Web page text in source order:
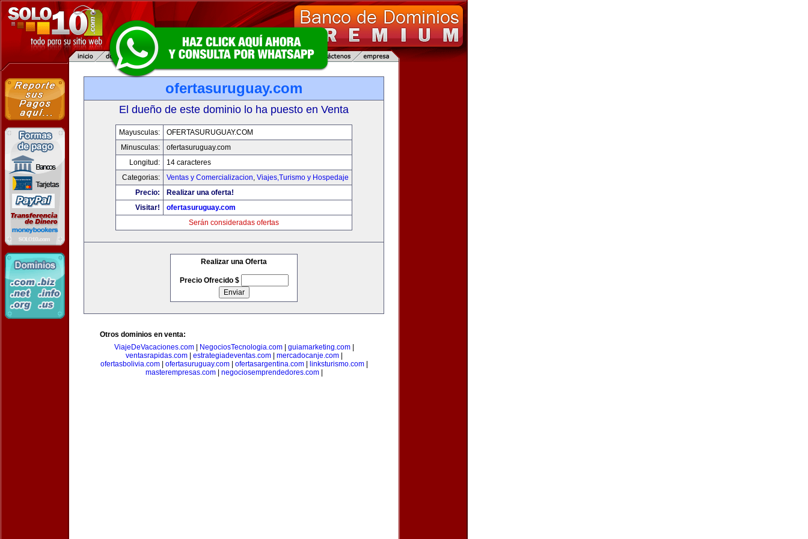
ofertasuruguay.com
El dueño de este dominio lo ha puesto en Venta
Mayusculas:
OFERTASURUGUAY.COM
Minusculas:
ofertasuruguay.com
Longitud:
14 caracteres
Categorias:
Ventas y Comercializacion, Viajes,Turismo y Hospedaje
Precio:
Realizar una oferta!
Visitar!
ofertasuruguay.com
Serán consideradas ofertas
Realizar una Oferta
Precio Ofrecido $
Otros dominios en venta:
ViajeDeVacaciones.com| NegociosTecnologia.com| guiamarketing.com|
ventasrapidas.com| estrategiadeventas.com| mercadocanje.com|
ofertasbolivia.com| ofertasuruguay.com| ofertasargentina.com| linksturismo.com|
masterempresas.com| negociosemprendedores.com|